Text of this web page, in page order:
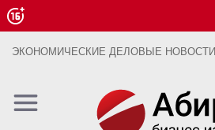
ЭКОНОМИЧЕСКИЕ ДЕЛОВЫЕ НОВОСТИ